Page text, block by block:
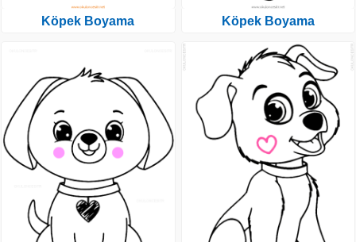
Köpek Boyama Köpek Boyama